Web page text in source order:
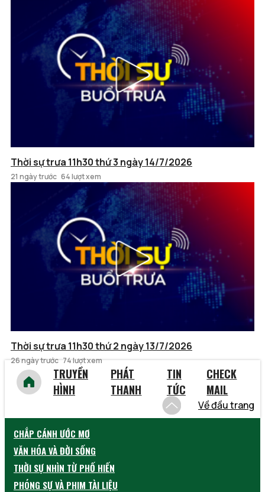
Thời sự trưa 11h30 thứ 3 ngày 14/7/2026
21 ngày trước 64 lượt xem
Thời sự trưa 11h30 thứ 2 ngày 13/7/2026
26 ngày trước 74 lượt xem
TRUYỀN
HÌNH
PHÁT
THANH
TIN
TỨC
CHECK
MAIL
Về đầu trang
CHẮP CÁNH ƯỚC MƠ
VĂN HÓA VÀ ĐỜI SỐNG
THỜI SỰ NHÌN TỪ PHỐ HIẾN
PHÓNG SỰ VÀ PHIM TÀI LIỆU